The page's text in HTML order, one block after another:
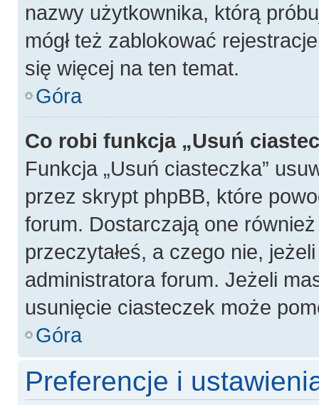
nazwy użytkownika, którą
mógł też zablokować
się więcej na ten temat.
Góra
Co robi funkcja „Usuń
Funkcja „Usuń ciasteczka”
przez skrypt phpBB, które
forum. Dostarczają one
przeczytałeś, a czego nie,
administratora forum. Jeżeli
usunięcie ciasteczek może
Góra
Preferencje i